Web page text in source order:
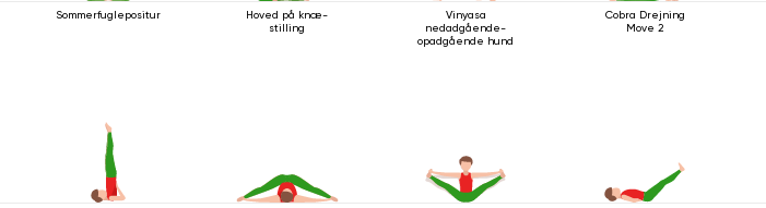
Sommerfuglepositur
Hoved på knæ-
stilling
Vinyasa
nedadgående-
opadgående hund
Cobra Drejning
Move 2